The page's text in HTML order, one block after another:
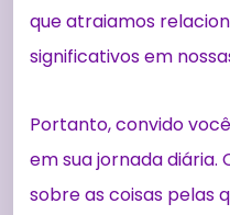
que atraiamos
significativos em
Portanto, convido
em sua jornada
sobre as coisas pelas